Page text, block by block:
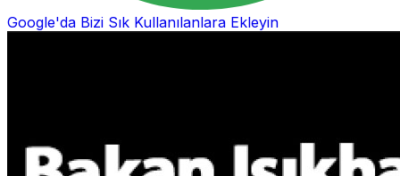
Google'da Bizi Sık Kullanılanlara Ekleyin